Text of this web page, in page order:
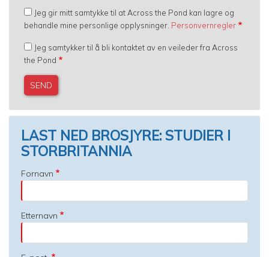
Jeg gir mitt samtykke til at Across the Pond kan lagre og
behandle mine personlige opplysninger. Personvernregler
Jeg samtykker til å bli kontaktet av en veileder fra Across
the Pond
LAST NED BROSJYRE: STUDIER I
STORBRITANNIA
Fornavn
Etternavn